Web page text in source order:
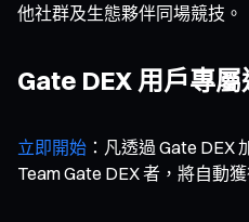
他社群及生態夥伴同場競技。
Gate DEX 用戶專
立即開始 ：凡透過 Gate DEX
Team Gate DEX 者，將自動